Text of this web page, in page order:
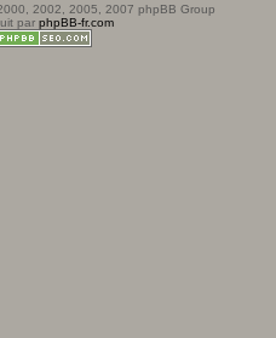
2002, 2005, 2007 phpBB Group
par phpBB-fr.com